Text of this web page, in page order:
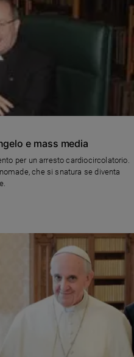
e mass media
per un arresto cardiocircolatorio.
che si snatura se diventa